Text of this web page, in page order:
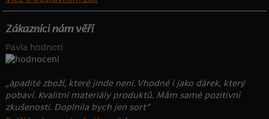
Zákazníci nám věří
Pavla hodnotí:
„ápadité zboží, které jinde není. Vhodné i jako dárek, který
pobaví. Kvalitní materiály produktů. Mám samé pozitivní
zkušenosti. Doplnila bych jen sort“